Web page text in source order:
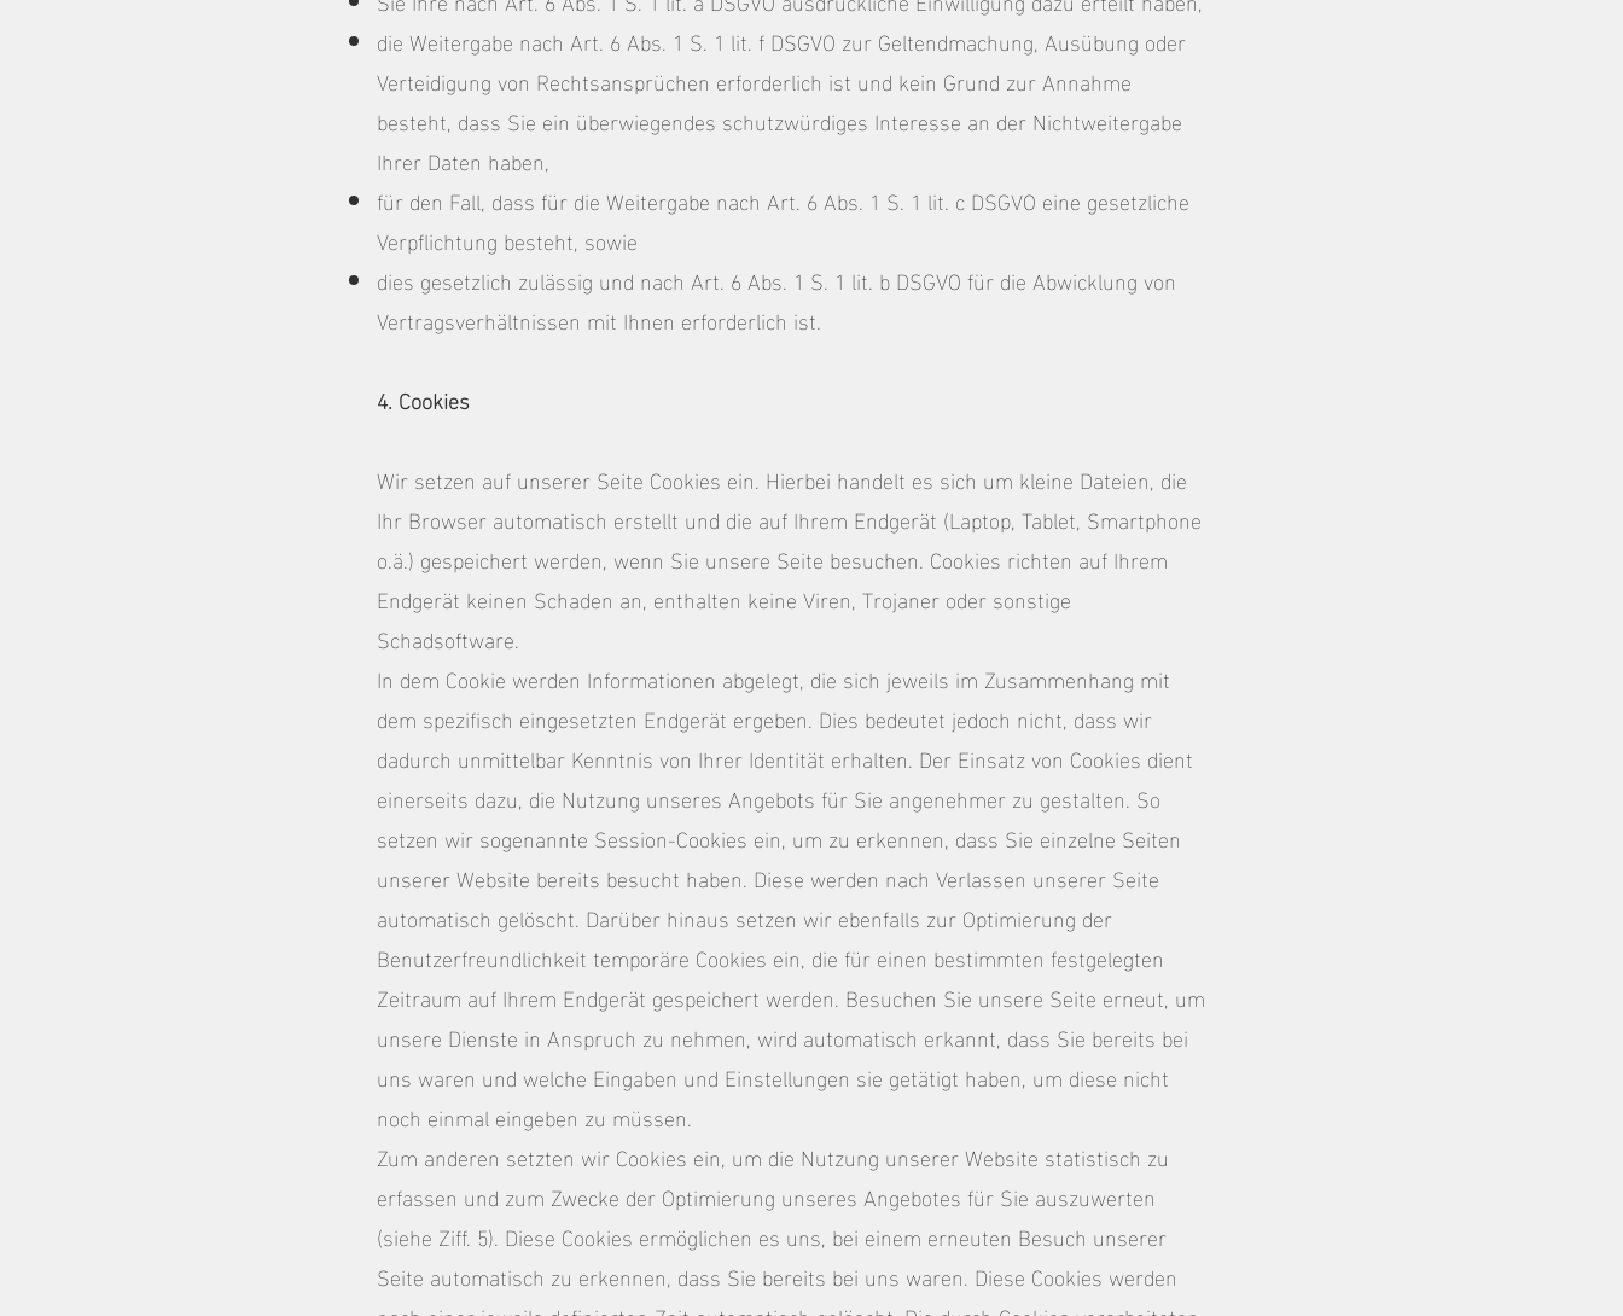
die Weitergabe nach Art. 6 Abs. 1 S. 1 lit. f DSGVO zur Geltendmachung, Ausübung oder
Verteidigung von Rechtsansprüchen erforderlich ist und kein Grund zur Annahme
besteht, dass Sie ein überwiegendes schutzwürdiges Interesse an der Nichtweitergabe
Ihrer Daten haben,
für den Fall, dass für die Weitergabe nach Art. 6 Abs. 1 S. 1 lit. c DSGVO eine gesetzliche
Verpflichtung besteht, sowie
dies gesetzlich zulässig und nach Art. 6 Abs. 1 S. 1 lit. b DSGVO für die Abwicklung von
Vertragsverhältnissen mit Ihnen erforderlich ist.
4. Cookies
Wir setzen auf unserer Seite Cookies ein. Hierbei handelt es sich um kleine Dateien, die
Ihr Browser automatisch erstellt und die auf Ihrem Endgerät (Laptop, Tablet, Smartphone
o.ä.) gespeichert werden, wenn Sie unsere Seite besuchen. Cookies richten auf Ihrem
Endgerät keinen Schaden an, enthalten keine Viren, Trojaner oder sonstige
Schadsoftware.
In dem Cookie werden Informationen abgelegt, die sich jeweils im Zusammenhang mit
dem spezifisch eingesetzten Endgerät ergeben. Dies bedeutet jedoch nicht, dass wir
dadurch unmittelbar Kenntnis von Ihrer Identität erhalten. Der Einsatz von Cookies dient
einerseits dazu, die Nutzung unseres Angebots für Sie angenehmer zu gestalten. So
setzen wir sogenannte Session-Cookies ein, um zu erkennen, dass Sie einzelne Seiten
unserer Website bereits besucht haben. Diese werden nach Verlassen unserer Seite
automatisch gelöscht. Darüber hinaus setzen wir ebenfalls zur Optimierung der
Benutzerfreundlichkeit temporäre Cookies ein, die für einen bestimmten festgelegten
Zeitraum auf Ihrem Endgerät gespeichert werden. Besuchen Sie unsere Seite erneut, um
unsere Dienste in Anspruch zu nehmen, wird automatisch erkannt, dass Sie bereits bei
uns waren und welche Eingaben und Einstellungen sie getätigt haben, um diese nicht
noch einmal eingeben zu müssen.
Zum anderen setzten wir Cookies ein, um die Nutzung unserer Website statistisch zu
erfassen und zum Zwecke der Optimierung unseres Angebotes für Sie auszuwerten
(siehe Ziff. 5). Diese Cookies ermöglichen es uns, bei einem erneuten Besuch unserer
Seite automatisch zu erkennen, dass Sie bereits bei uns waren. Diese Cookies werden